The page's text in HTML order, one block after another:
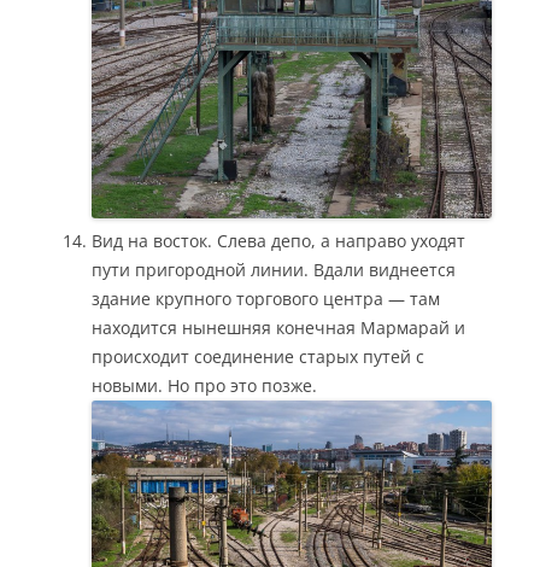
Вид на восток. Слева депо, а направо уходят
пути пригородной линии. Вдали виднеется
здание крупного торгового центра — там
находится нынешняя конечная Мармарай и
происходит соединение старых путей с
новыми. Но про это позже.